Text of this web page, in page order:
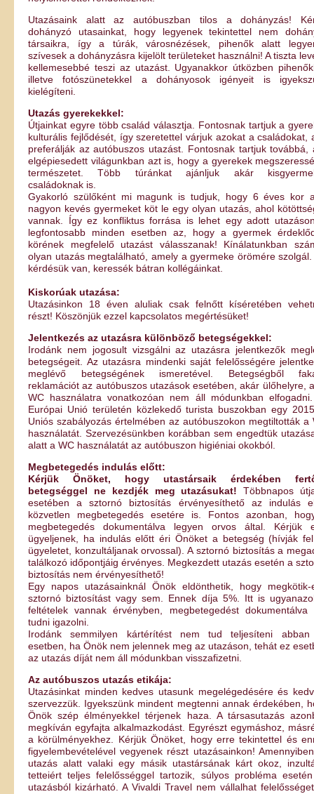
Utazásaink alatt az autóbuszban tilos a dohányzás!
dohányzó utasainkat, hogy legyenek tekintettel nem
társaikra, így a túrák, városnézések, pihenők alatt
szívesek a dohányzásra kijelölt területeket használni! A tiszta
kellemesebbé teszi az utazást. Ugyanakkor útközben
illetve fotószünetekkel a dohányosok igényeit is
kielégíteni.
Utazás gyerekekkel:
Útjainkat egyre több család választja. Fontosnak tartjuk a
kulturális fejlődését, így szeretettel várjuk azokat a családokat,
preferálják az autóbuszos utazást. Fontosnak tartjuk továbbá,
elgépiesedett világunkban azt is, hogy a gyerekek
természetet. Több túránkat ajánljuk akár
családoknak is.
Gyakorló szülőként mi magunk is tudjuk, hogy 6 éves kor
nagyon kevés gyermeket köt le egy olyan utazás, ahol
vannak. Így ez konfliktus forrása is lehet egy adott
legfontosabb minden esetben az, hogy a gyermek
körének megfelelő utazást válasszanak! Kínálatunkban
olyan utazás megtalálható, amely a gyermeke örömére szolgál.
kérdésük van, keressék bátran kollégáinkat.
Kiskorúak utazása:
Utazásinkon 18 éven aluliak csak felnőtt kíséretében
részt! Köszönjük ezzel kapcsolatos megértésüket!
Jelentkezés az utazásra különböző betegségekkel:
Irodánk nem jogosult vizsgálni az utazásra jelentkezők
betegségeit. Az utazásra mindenki saját felelősségére
meglévő betegségének ismeretével. Betegségből
reklamációt az autóbuszos utazások esetében, akár ülőhelyre,
WC használatra vonatkozóan nem áll módunkban
Európai Unió területén közlekedő turista buszokban egy
Uniós szabályozás értelmében az autóbuszokon megtiltották a
használatát. Szervezésünkben korábban sem engedtük
alatt a WC használatát az autóbuszon higiéniai okokból.
Megbetegedés indulás előtt:
Kérjük Önöket, hogy utastársaik érdekében
betegséggel ne kezdjék meg utazásukat! Többnapos
esetében a sztornó biztosítás érvényesíthető az indulás
közvetlen megbetegedés esetére is. Fontos azonban,
megbetegedés dokumentálva legyen orvos által. Kérjük
ügyeljenek, ha indulás előtt éri Önöket a betegség (hívják
ügyeletet, konzultáljanak orvossal). A sztornó biztosítás a
találkozó időpontjáig érvényes. Megkezdett utazás esetén a
biztosítás nem érvényesíthető!
Egy napos utazásainknál Önök eldönthetik, hogy
sztornó biztosítást vagy sem. Ennek díja 5%. Itt is
feltételek vannak érvényben, megbetegedést dokumentálva
tudni igazolni.
Irodánk semmilyen kártérítést nem tud teljesíteni
esetben, ha Önök nem jelennek meg az utazáson, tehát ez
az utazás díját nem áll módunkban visszafizetni.
Az autóbuszos utazás etikája:
Utazásinkat minden kedves utasunk megelégedésére és
szervezzük. Igyekszünk mindent megtenni annak érdekében,
Önök szép élményekkel térjenek haza. A társasutazás
megkíván egyfajta alkalmazkodást. Egyrészt egymáshoz,
a körülményekhez. Kérjük Önöket, hogy erre tekintettel és
figyelembevételével vegyenek részt utazásainkon!
utazás alatt valaki egy másik utastársának kárt okoz,
tetteiért teljes felelősséggel tartozik, súlyos probléma
utazásból kizárható. A Vivaldi Travel nem vállalhat